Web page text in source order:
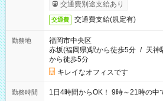
交通費別途支給あり
交通費 交通費支給(規定有)
勤務地
福岡市中央区
赤坂(福岡県)駅から徒歩5分 / 天神
から徒歩5分
キレイなオフィスです
勤務時間 1日4時間からOK！ 9時～21時の中